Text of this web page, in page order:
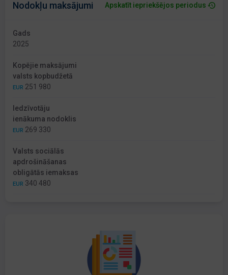
Nodokļu maksājumi Apskatīt iepriekšējos periodus
Gads
2025
Kopējie maksājumi
valsts kopbudžetā
EUR 251 980
Iedzīvotāju
ienākuma nodoklis
EUR 269 330
Valsts sociālās
apdrošināšanas
obligātās iemaksas
EUR 340 480